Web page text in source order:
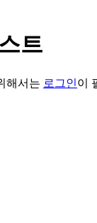
트
해서는 로그인이